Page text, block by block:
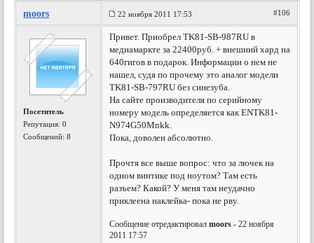
moors 22 ноября 2011 17:53 #106
Посетитель
Репутация:0
Сообщений: 8
Привет. Приобрел TK81-SB-987RU в
медиамаркте за 22400руб. + внешний хард на
640гигов в подарок. Информации о нем не
нашел, судя по прочему это аналог модели
TK81-SB-797RU без синезуба.
На сайте производителя по серийному
номеру модель определяется как ENTK81-
N974G50Mnkk.
Пока, доволен абсолютно.
Прочтя все выше вопрос: что за лючек на
одном винтике под ноутом? Там есть
разъем? Какой? У меня там неудачно
приклеена наклейка- пока не рву.
Сообщение отредактировалmoors - 22 ноября
2011 17:57